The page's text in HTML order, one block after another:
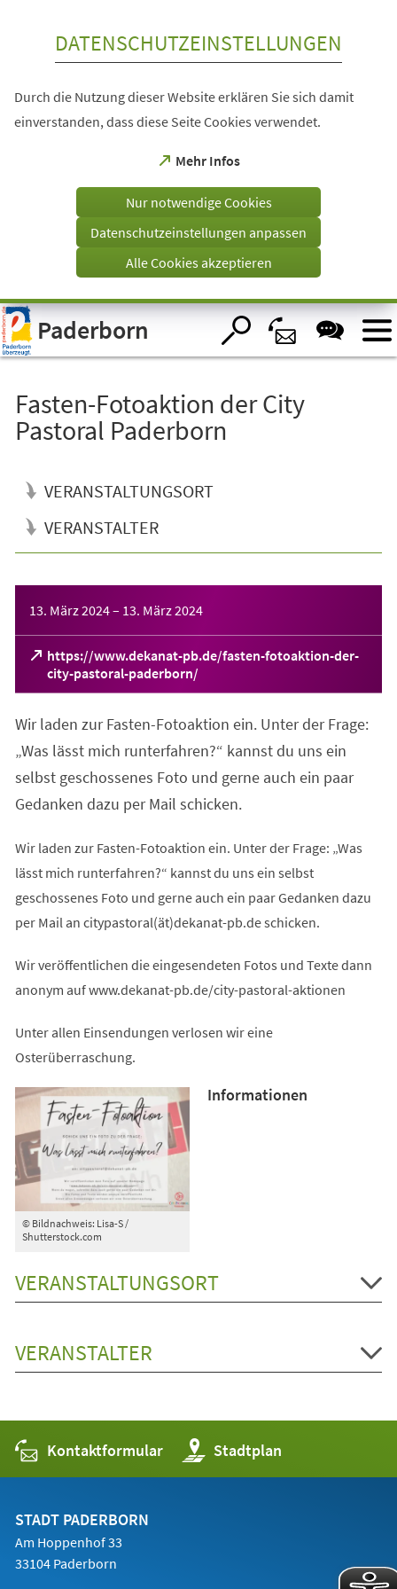
Visuelle
Assistenzsoftware
öffnen.
DATENSCHUTZEINSTELLUNGEN
Durch die Nutzung dieser Website erklären Sie sich damit
einverstanden, dass diese Seite Cookies verwendet.
Mehr Infos
(Öffnet
einem
Tab)
Nur notwendige Cookies
Datenschutzeinstellungen anpassen
Alle Cookies akzeptieren
Paderborn
Fasten-Fotoaktion der City
Pastoral Paderborn
VERANSTALTUNGSORT
VERANSTALTER
13. März 2024– 13. März 2024
https://www.dekanat-pb.de/fasten-fotoaktion-der-
city-pastoral-paderborn/
(Öffnet
in
neuen
Tab)
Wir laden zur Fasten-Fotoaktion ein. Unter der Frage:
„Was lässt mich runterfahren?“ kannst du uns ein
selbst geschossenes Foto und gerne auch ein paar
Gedanken dazu per Mail schicken.
Wir laden zur Fasten-Fotoaktion ein. Unter der Frage: „Was
lässt mich runterfahren?“ kannst du uns ein selbst
geschossenes Foto und gerne auch ein paar Gedanken dazu
per Mail an citypastoral(ät)dekanat-pb.de schicken.
Wir veröffentlichen die eingesendeten Fotos und Texte dann
anonym auf www.dekanat-pb.de/city-pastoral-aktionen
Unter allen Einsendungen verlosen wir eine
Osterüberraschung.
© Bildnachweis: Lisa-S /
Shutterstock.com
Informationen
VERANSTALTUNGSORT
VERANSTALTER
Kontaktformular Stadtplan
(Öffnet
in
einem
STADT PADERBORN
Am Hoppenhof 33
33104 Paderborn